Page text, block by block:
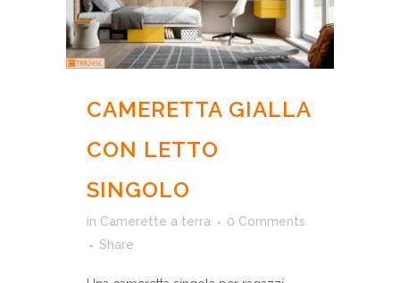
CAMERETTA GIALLA
CON LETTO
SINGOLO
in Camerette a terra
0 Comments
Share